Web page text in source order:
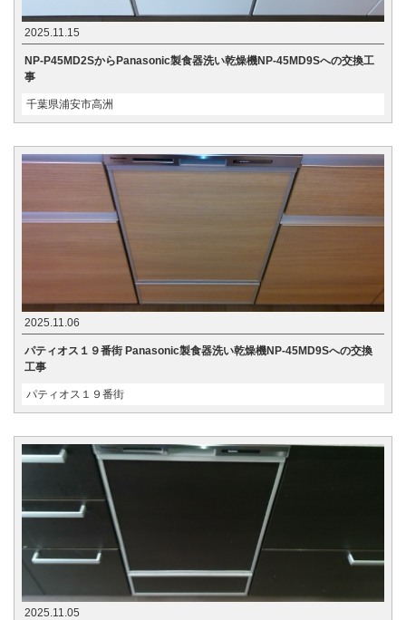
2025.11.15
NP-P45MD2SからPanasonic製食器洗い乾燥機NP-45MD9Sへの交換工
事
千葉県浦安市高洲
2025.11.06
パティオス１９番街 Panasonic製食器洗い乾燥機NP-45MD9Sへの交換
工事
パティオス１９番街
2025.11.05